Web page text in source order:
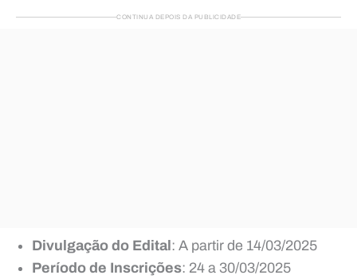
CONTINUA DEPOIS DA PUBLICIDADE
Divulgação do Edital: A partir de 14/03/2025
Período de Inscrições: 24 a 30/03/2025